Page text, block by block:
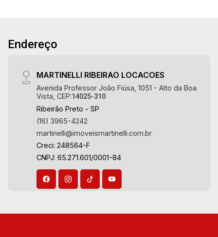
Endereço
MARTINELLI RIBEIRAO LOCACOES
Avenida Professor João Fiúsa, 1051 - Alto da Boa
Vista, CEP:14025-310
Ribeirão Preto - SP
(16) 3965-4242
martinelli@imoveismartinelli.com.br
Creci: 248564-F
CNPJ: 65.271.601/0001-84